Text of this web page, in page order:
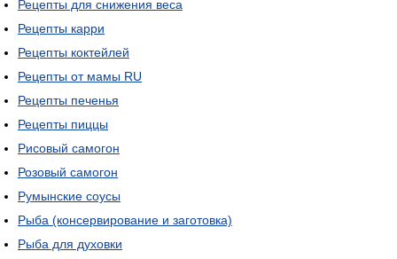
Рецепты для снижения веса
Рецепты карри
Рецепты коктейлей
Рецепты от мамы RU
Рецепты печенья
Рецепты пиццы
Рисовый самогон
Розовый самогон
Румынские соусы
Рыба (консервирование и заготовка)
Рыба для духовки